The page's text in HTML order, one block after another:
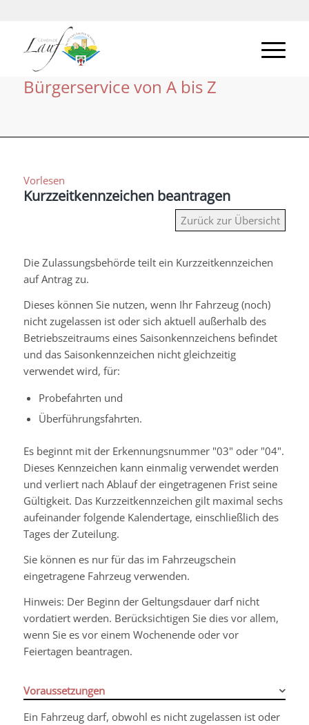
Bürgerservice von A bis Z
Vorlesen
Kurzzeitkennzeichen beantragen
Zurück zur Übersicht
Die Zulassungsbehörde teilt ein Kurzzeitkennzeichen
auf Antrag zu.
Dieses können Sie nutzen, wenn Ihr Fahrzeug (noch)
nicht zugelassen ist oder sich aktuell außerhalb des
Betriebszeitraums eines Saisonkennzeichens befindet
und das Saisonkennzeichen nicht gleichzeitig
verwendet wird, für:
Probefahrten und
Überführungsfahrten.
Es beginnt mit der Erkennungsnummer "03" oder "04".
Dieses Kennzeichen kann einmalig verwendet werden
und verliert nach Ablauf der eingetragenen Frist seine
Gültigkeit. Das Kurzzeitkennzeichen gilt maximal sechs
aufeinander folgende Kalendertage, einschließlich des
Tages der Zuteilung.
Sie können es nur für das im Fahrzeugschein
eingetragene Fahrzeug verwenden.
Hinweis: Der Beginn der Geltungsdauer darf nicht
vordatiert werden. Berücksichtigen Sie dies vor allem,
wenn Sie es vor einem Wochenende oder vor
Feiertagen beantragen.
Voraussetzungen
Ein Fahrzeug darf, obwohl es nicht zugelassen ist oder